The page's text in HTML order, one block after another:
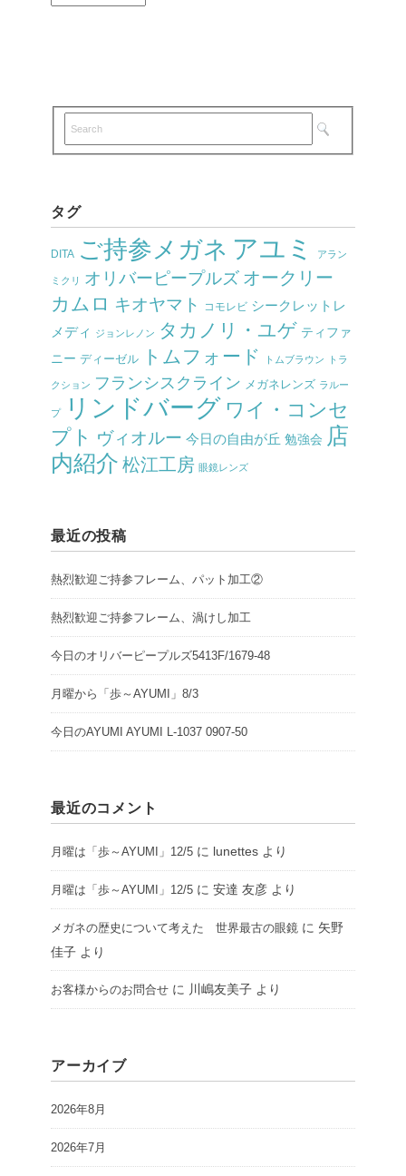
タグ
DITA ご持参メガネ アユミ アラン
ミクリ オリバーピープルズ オークリー
カムロ キオヤマト コモレビ シークレットレ
メディ
ジョンレノン タカノリ・ユゲ ティファ
ニー ディーゼル トムフォード トムブラウン トラ
クション フランシスクライン メガネレンズ ラルー
プ リンドバーグ ワイ・コンセ
プト ヴィオルー 今日の自由が丘 勉強会 店
内紹介 松江工房 眼鏡レンズ
最近の投稿
熱烈歓迎ご持参フレーム、パット加工②
熱烈歓迎ご持参フレーム、渦けし加工
今日のオリバーピープルズ5413F/1679-48
月曜から「歩～AYUMI」8/3
今日のAYUMI AYUMI L-1037 0907-50
最近のコメント
月曜は「歩～AYUMI」12/5 に lunettes より
月曜は「歩～AYUMI」12/5 に 安達 友彦 より
メガネの歴史について考えた 世界最古の眼鏡 に 矢野
佳子 より
お客様からのお問合せ に 川嶋友美子 より
アーカイブ
2026年8月
2026年7月